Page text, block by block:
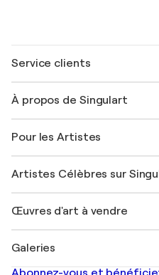
Service clients
Expédition
Offrir une carte cadeau
Rejoignez notre programme
Mon compte
+33 1 76 44 06 42
À propos de Singulart
FAQ
Magazine Singulart
Emplois
Découvrez une sélection
Pour les Artistes
Se connecter en tant
Artistes Célèbres sur
Marc Chagall
Banksy
Mr. Brainwash
Œuvres d'art à vendre
Tableaux abstraits à vendre
Galeries